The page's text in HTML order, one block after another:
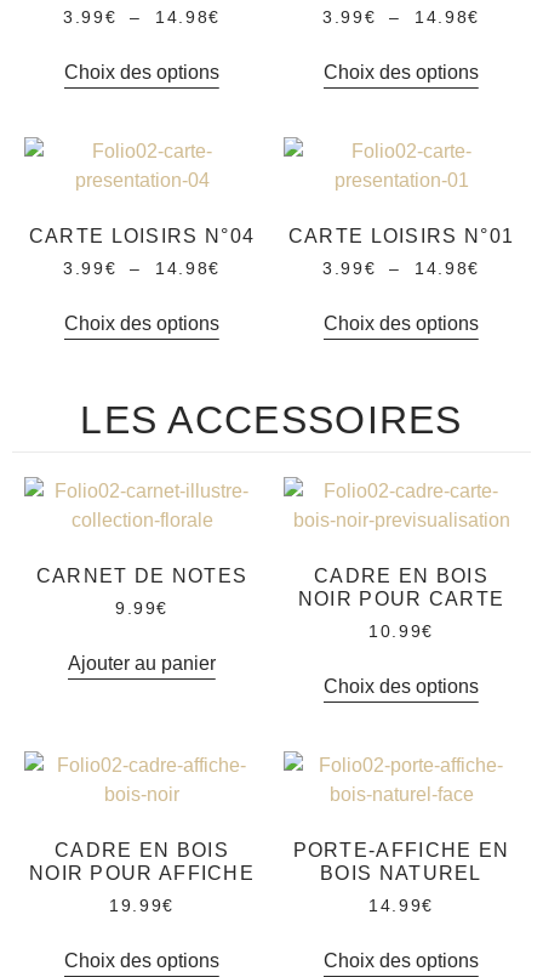
3.99 € – 14.98€
Choix des options
3.99 € – 14.98€
Choix des options
CARTE LOISIRS N°04
3.99 € – 14.98€
Choix des options
CARTE LOISIRS N°01
3.99 € – 14.98€
Choix des options
LES ACCESSOIRES
CARNET DE NOTES
9.99€
Ajouter au panier
CADRE EN BOIS
NOIR POUR CARTE
10.99€
Choix des options
CADRE EN BOIS
NOIR POUR AFFICHE
19.99€
Choix des options
PORTE-AFFICHE EN
BOIS NATUREL
14.99€
Choix des options